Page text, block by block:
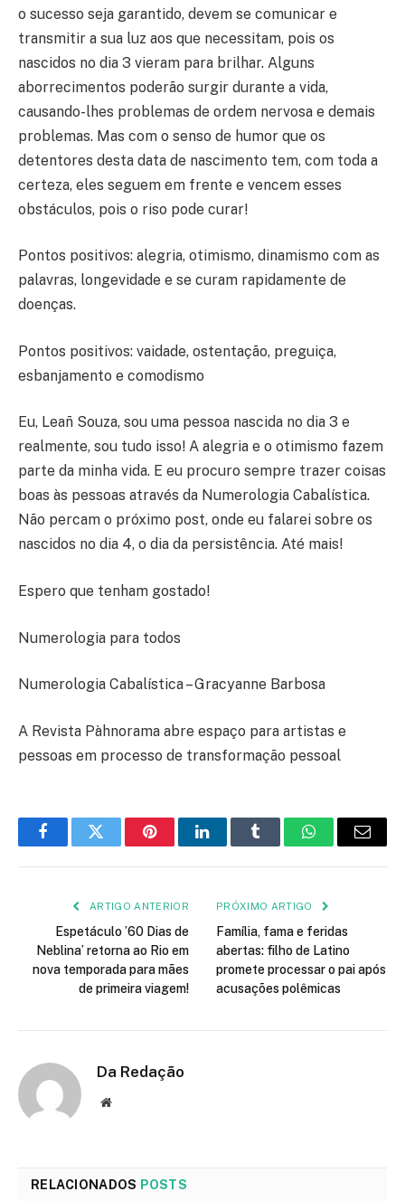
o sucesso seja garantido, devem se comunicar e
transmitir a sua luz aos que necessitam, pois os
nascidos no dia 3 vieram para brilhar. Alguns
aborrecimentos poderão surgir durante a vida,
causando-lhes problemas de ordem nervosa e demais
problemas. Mas com o senso de humor que os
detentores desta data de nascimento tem, com toda a
certeza, eles seguem em frente e vencem esses
obstáculos, pois o riso pode curar!
Pontos positivos: alegria, otimismo, dinamismo com as
palavras, longevidade e se curam rapidamente de
doenças.
Pontos positivos: vaidade, ostentação, preguiça,
esbanjamento e comodismo
Eu, Leañ Souza, sou uma pessoa nascida no dia 3 e
realmente, sou tudo isso! A alegria e o otimismo fazem
parte da minha vida. E eu procuro sempre trazer coisas
boas às pessoas através da Numerologia Cabalística.
Não percam o próximo post, onde eu falarei sobre os
nascidos no dia 4, o dia da persistência. Até mais!
Espero que tenham gostado!
Numerologia para todos
Numerologia Cabalística – Gracyanne Barbosa
A Revista Pàhnorama abre espaço para artistas e
pessoas em processo de transformação pessoal
FacebookTwitter PinterestLinkedInTumblr WhatsApp
E-
ARTIGO ANTERIOR
Espetáculo ’60 Dias de
Neblina’ retorna ao Rio em
nova temporada para mães
de primeira viagem!
PRÓXIMO ARTIGO
Família, fama e feridas
abertas: filho de Latino
promete processar o pai após
acusações polêmicas
Da Redação
Site
RELACIONADOS POSTS